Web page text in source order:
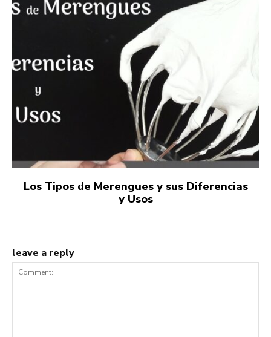
Los Tipos de Merengues y sus Diferencias
y Usos
leave a reply